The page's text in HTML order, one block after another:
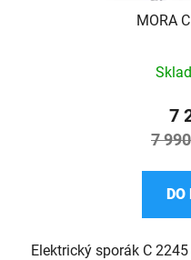
MORA
7
7
DO
Elektrický sporák C